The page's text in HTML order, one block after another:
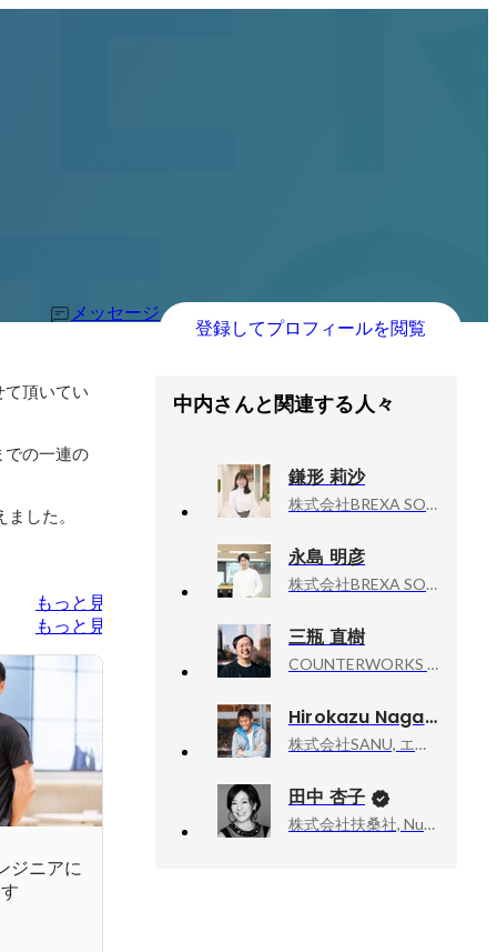
メッセージ
登録してプロフィールを閲覧
頂いてい
での一連の
した。
もっと見る
もっと見る
ジニアに
中内さんと関連する人々
鎌形 莉沙
株式会社BREXA SOLVIA, 採用部 採用課
永島 明彦
株式会社BREXA SOLVIA, 採用部・採用課
三瓶 直樹
COUNTERWORKS inc, CEO
Hirokazu Nagano
株式会社SANU, エリアマネジメント本部エリアオペレーション
田中 杏子
株式会社扶桑社, Numéro TOKYO編集長